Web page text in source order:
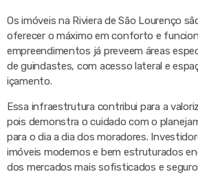
Os imóveis na Riviera de São Lourenço
oferecer o máximo em conforto e
empreendimentos já preveem áreas
de guindastes, com acesso lateral e
içamento.
Essa infraestrutura contribui para a
pois demonstra o cuidado com o
para o dia a dia dos moradores.
imóveis modernos e bem estruturados
dos mercados mais sofisticados e